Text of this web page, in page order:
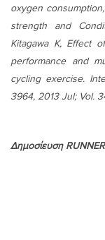
oxygen
strength and
Kitagawa K, Effect
performance and
cycling exercise.
3964, 2013 Jul; Vol.
Δημοσίευση